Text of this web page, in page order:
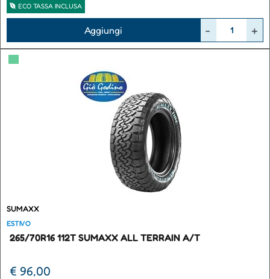
ECO TASSA INCLUSA
Aggiungi
▀
SUMAXX
ESTIVO
265/70R16 112T SUMAXX ALL TERRAIN A/T
€ 96,00